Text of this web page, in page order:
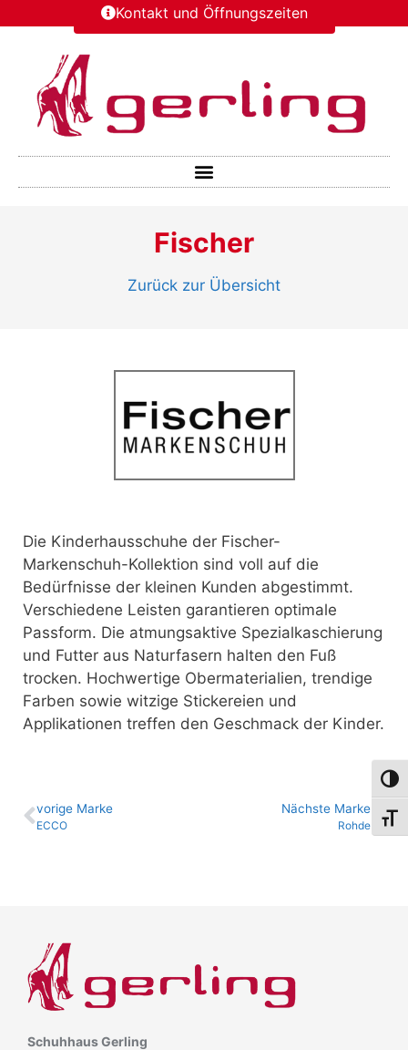
Kontakt und Öffnungszeiten
Fischer
Zurück zur Übersicht
Die Kinderhausschuhe der Fischer-
Markenschuh-Kollektion sind voll auf die
Bedürfnisse der kleinen Kunden abgestimmt.
Verschiedene Leisten garantieren optimale
Passform. Die atmungsaktive Spezialkaschierung
und Futter aus Naturfasern halten den Fuß
trocken. Hochwertige Obermaterialien, trendige
Farben sowie witzige Stickereien und
Applikationen treffen den Geschmack der Kinder.
vo­ri­ge Marke
ECCO
Nächste Marke
Rohde
Schuhhaus Gerling